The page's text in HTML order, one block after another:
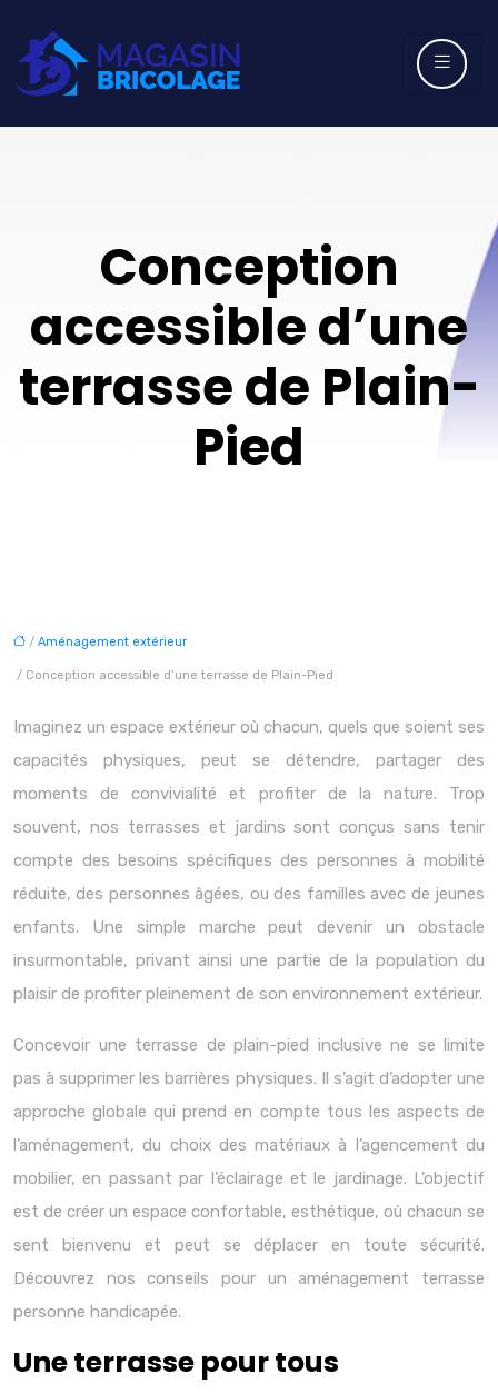
Conception
accessible d’une
terrasse de Plain-
Pied
/ Aménagement extérieur
/ Conception accessible d’une terrasse de Plain-Pied
Imaginez un espace extérieur où chacun, quels que soient ses
capacités physiques, peut se détendre, partager des
moments de convivialité et profiter de la nature. Trop
souvent, nos terrasses et jardins sont conçus sans tenir
compte des besoins spécifiques des personnes à mobilité
réduite, des personnes âgées, ou des familles avec de jeunes
enfants. Une simple marche peut devenir un obstacle
insurmontable, privant ainsi une partie de la population du
plaisir de profiter pleinement de son environnement extérieur.
Concevoir une terrasse de plain-pied inclusive ne se limite
pas à supprimer les barrières physiques. Il s’agit d’adopter une
approche globale qui prend en compte tous les aspects de
l’aménagement, du choix des matériaux à l’agencement du
mobilier, en passant par l’éclairage et le jardinage. L’objectif
est de créer un espace confortable, esthétique, où chacun se
sent bienvenu et peut se déplacer en toute sécurité.
Découvrez nos conseils pour un aménagement terrasse
personne handicapée.
Une terrasse pour tous